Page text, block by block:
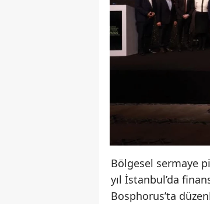
Bölgesel sermaye
yıl İstanbul’da
Bosphorus’ta